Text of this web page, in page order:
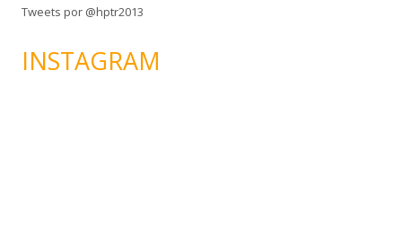
o
Tweets por @hptr2013
INSTAGRAM